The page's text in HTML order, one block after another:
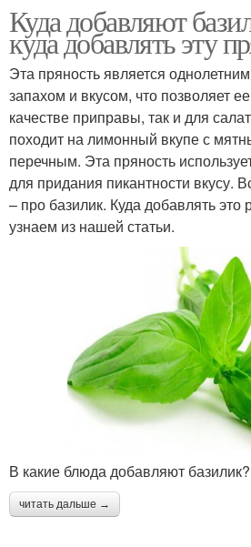
Куда добавляют
куда добавлять эту
Эта пряность является
запахом и вкусом, что позволяет
качестве приправы, так и для
походит на лимонный вкупе с
перечным. Эта пряность
для придания пикантности вкусу.
– про базилик. Куда добавлять это
узнаем из нашей статьи.
В какие блюда добавляют базилик?
читать дальше →